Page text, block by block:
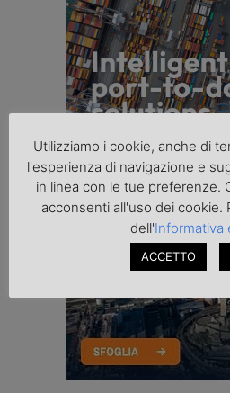
Utilizziamo i cookie, anche di
l'esperienza di navigazione e
in linea con le tue preferenze.
acconsenti all'uso dei cookie.
dell'Informativa
ACCETTO